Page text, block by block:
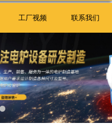
工厂视频 联系我们